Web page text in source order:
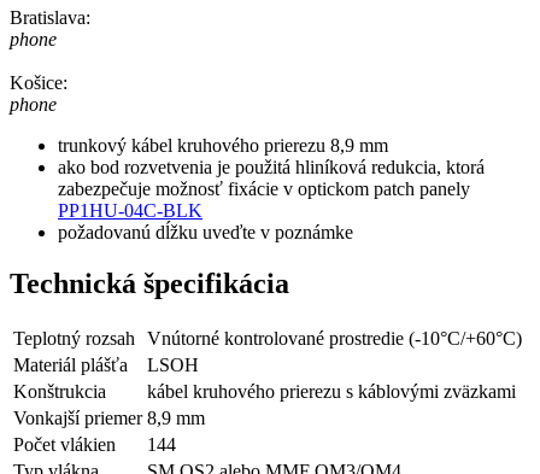
Bratislava:
phone
Košice:
phone
trunkový kábel kruhového prierezu 8,9 mm
ako bod rozvetvenia je použitá hliníková redukcia, ktorá
zabezpečuje možnosť fixácie v optickom patch panely
PP1HU-04C-BLK
požadovanú dĺžku uveďte v poznámke
Technická špecifikácia
Teplotný rozsah
Vnútorné kontrolované prostredie (-10°C/+60°C)
Materiál plášťa
LSOH
Konštrukcia
kábel kruhového prierezu s káblovými zväzkami
Vonkajší priemer 8,9 mm
Počet vlákien
144